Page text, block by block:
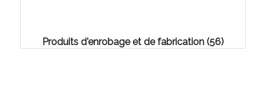
Produits d'enrobage et de fabrication (56)